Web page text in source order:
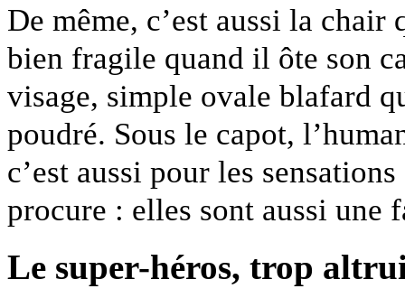
De même, c’est aussi la
bien fragile quand il ôte son
visage, simple ovale blafard
poudré. Sous le capot,
c’est aussi pour les
procure : elles sont aussi une
Le super-héros, trop